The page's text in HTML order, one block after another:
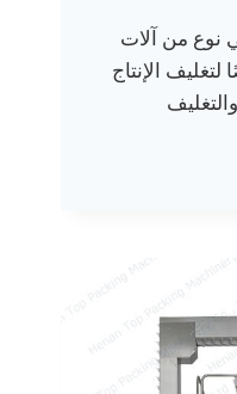
5-50 كجم هي نوع من آلات
الإنتاج